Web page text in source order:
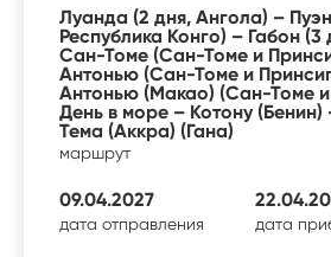
Луанда (2 дня, Ангола) –
Республика Конго) – Габон (3
Сан-Томе (Сан-Томе и
Антонью (Сан-Томе и
Антонью (Макао) (Сан-Томе
День в море – Котону
Тема (Аккра) (Гана)
маршрут
09.04.2027
дата отправления дата